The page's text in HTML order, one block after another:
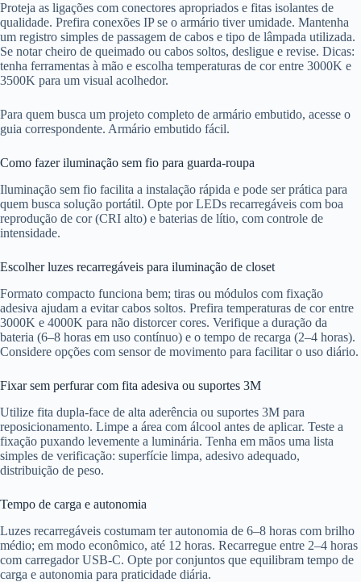
Proteja as ligações com conectores apropriados e fitas isolantes de
qualidade. Prefira conexões IP se o armário tiver umidade. Mantenha
um registro simples de passagem de cabos e tipo de lâmpada utilizada.
Se notar cheiro de queimado ou cabos soltos, desligue e revise. Dicas:
tenha ferramentas à mão e escolha temperaturas de cor entre 3000K e
3500K para um visual acolhedor.
Para quem busca um projeto completo de armário embutido, acesse o
guia correspondente. Armário embutido fácil.
Como fazer iluminação sem fio para guarda-roupa
Iluminação sem fio facilita a instalação rápida e pode ser prática para
quem busca solução portátil. Opte por LEDs recarregáveis com boa
reprodução de cor (CRI alto) e baterias de lítio, com controle de
intensidade.
Escolher luzes recarregáveis para iluminação de closet
Formato compacto funciona bem; tiras ou módulos com fixação
adesiva ajudam a evitar cabos soltos. Prefira temperaturas de cor entre
3000K e 4000K para não distorcer cores. Verifique a duração da
bateria (6–8 horas em uso contínuo) e o tempo de recarga (2–4 horas).
Considere opções com sensor de movimento para facilitar o uso diário.
Fixar sem perfurar com fita adesiva ou suportes 3M
Utilize fita dupla-face de alta aderência ou suportes 3M para
reposicionamento. Limpe a área com álcool antes de aplicar. Teste a
fixação puxando levemente a luminária. Tenha em mãos uma lista
simples de verificação: superfície limpa, adesivo adequado,
distribuição de peso.
Tempo de carga e autonomia
Luzes recarregáveis costumam ter autonomia de 6–8 horas com brilho
médio; em modo econômico, até 12 horas. Recarregue entre 2–4 horas
com carregador USB-C. Opte por conjuntos que equilibram tempo de
carga e autonomia para praticidade diária.